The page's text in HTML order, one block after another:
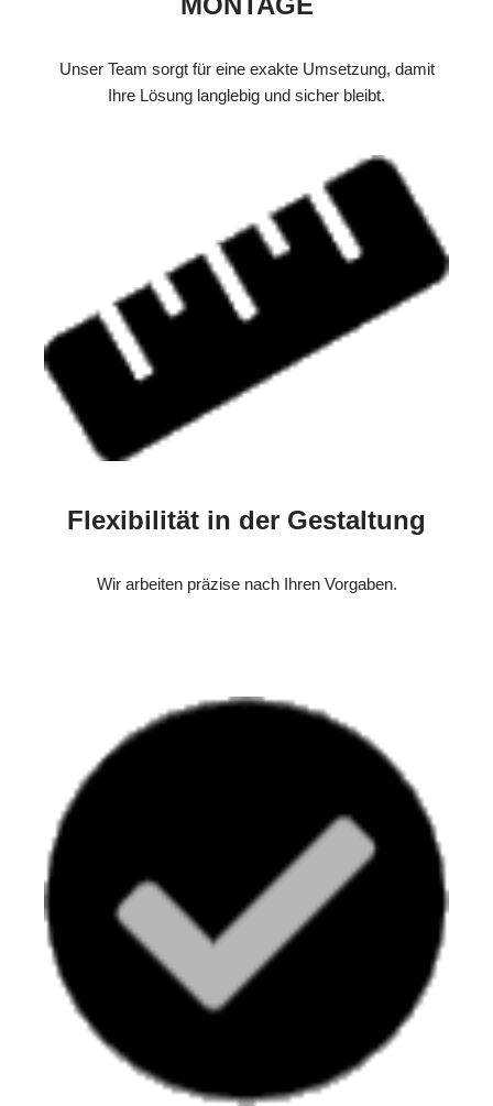
Unser Team sorgt für eine exakte Umsetzung, damit
Ihre Lösung langlebig und sicher bleibt.
Flexibilität in der Gestaltung
Wir arbeiten präzise nach Ihren Vorgaben.